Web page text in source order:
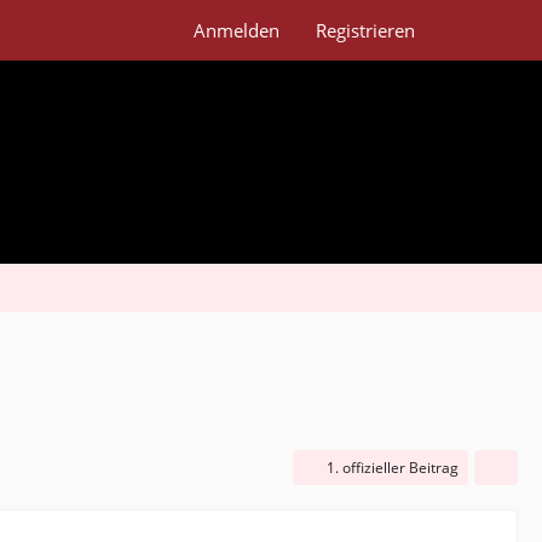
Anmelden Registrieren
1. offizieller Beitrag